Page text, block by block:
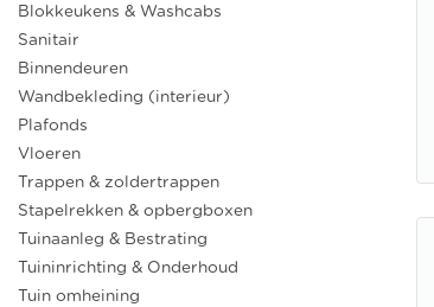
Blokkeukens & Washcabs
Sanitair
Binnendeuren
Wandbekleding (interieur)
Plafonds
Vloeren
Trappen & zoldertrappen
Stapelrekken & opbergboxen
Tuinaanleg & Bestrating
Tuininrichting & Onderhoud
Tuin omheining